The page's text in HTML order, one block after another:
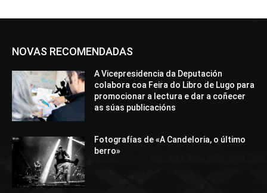
NOVAS RECOMENDADAS
A Vicepresidencia da Deputación
colabora coa Feira do Libro de Lugo para
promocionar a lectura e dar a coñecer
as súas publicacións
Fotografías de «A Candeloria, o último
berro»